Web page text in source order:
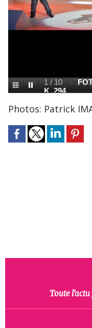
1 / 10
K_294
Photos: Patrick
Toute